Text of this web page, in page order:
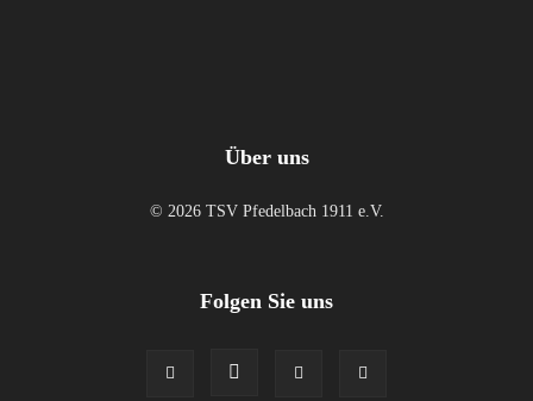
Über uns
© 2026 TSV Pfedelbach 1911 e.V.
Folgen Sie uns